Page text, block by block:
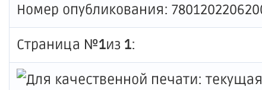
Номер опубликования:
Страница №1из 1: